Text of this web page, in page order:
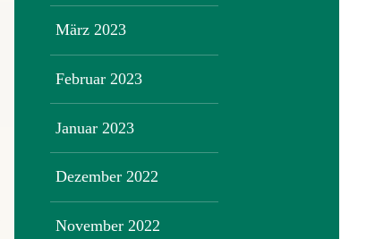
März 2023
Februar 2023
Januar 2023
Dezember 2022
November 2022